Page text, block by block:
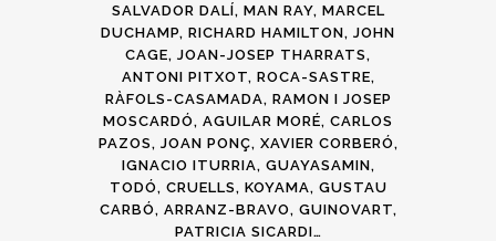
SALVADOR DALÍ, MAN RAY, MARCEL
DUCHAMP, RICHARD HAMILTON, JOHN
CAGE, JOAN-JOSEP THARRATS,
ANTONI PITXOT, ROCA-SASTRE,
RÀFOLS-CASAMADA , RAMON I JOSEP
MOSCARDÓ, AGUILAR MORÉ, CARLOS
PAZOS, JOAN PONÇ, XAVIER CORBERÓ,
IGNACIO ITURRIA, GUAYASAMIN,
TODÓ, CRUELLS, KOYAMA, GUSTAU
CARBÓ, ARRANZ-BRAVO, GUINOVART,
PATRICIA SICARDI…